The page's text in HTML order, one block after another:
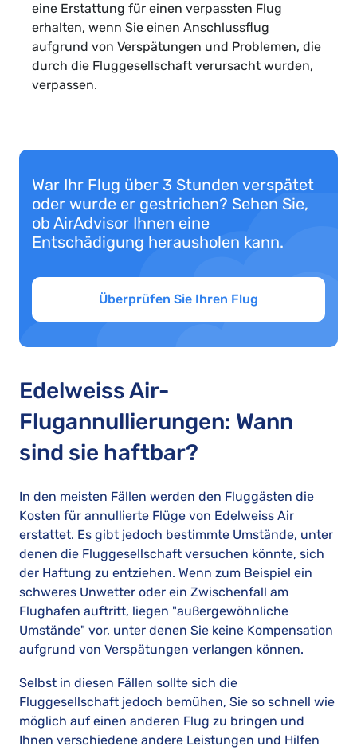
eine Erstattung für einen verpassten Flug
erhalten, wenn Sie einen Anschlussflug
aufgrund von Verspätungen und Problemen, die
durch die Fluggesellschaft verursacht wurden,
verpassen.
War Ihr Flug über 3 Stunden verspätet
oder wurde er gestrichen? Sehen Sie,
ob AirAdvisor Ihnen eine
Entschädigung herausholen kann.
Überprüfen Sie Ihren Flug
Edelweiss Air-
Flugannullierungen: Wann
sind sie haftbar?
In den meisten Fällen werden den Fluggästen die
Kosten für annullierte Flüge von Edelweiss Air
erstattet. Es gibt jedoch bestimmte Umstände, unter
denen die Fluggesellschaft versuchen könnte, sich
der Haftung zu entziehen. Wenn zum Beispiel ein
schweres Unwetter oder ein Zwischenfall am
Flughafen auftritt, liegen "außergewöhnliche
Umstände" vor, unter denen Sie keine Kompensation
aufgrund von Verspätungen verlangen können.
Selbst in diesen Fällen sollte sich die
Fluggesellschaft jedoch bemühen, Sie so schnell wie
möglich auf einen anderen Flug zu bringen und
Ihnen verschiedene andere Leistungen und Hilfen